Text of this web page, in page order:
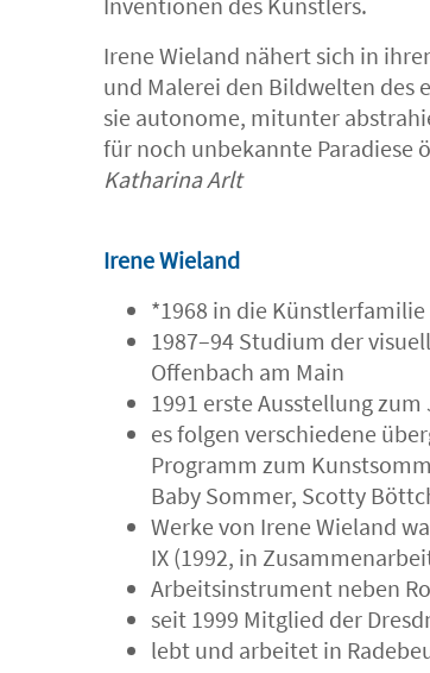
Irene Wieland nähert sich in
und Malerei den Bildwelten des
sie autonome, mitunter
für noch unbekannte Paradiese
Katharina Arlt
Irene Wieland
*1968 in die
1987–94 Studium der
Offenbach am Main
1991 erste Ausstellung
es folgen verschiedene
Programm zum
Baby Sommer, Scotty
Werke von Irene Wieland
IX (1992, in
Arbeitsinstrument neben
seit 1999 Mitglied der
lebt und arbeitet in